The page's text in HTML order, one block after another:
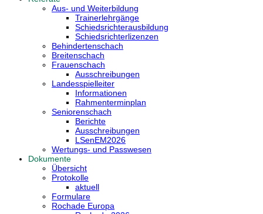
Aus- und Weiterbildung
Trainerlehrgänge
Schiedsrichterausbildung
Schiedsrichterlizenzen
Behindertenschach
Breitenschach
Frauenschach
Ausschreibungen
Landesspielleiter
Informationen
Rahmenterminplan
Seniorenschach
Berichte
Ausschreibungen
LSenEM2026
Wertungs- und Passwesen
Dokumente
Übersicht
Protokolle
aktuell
Formulare
Rochade Europa